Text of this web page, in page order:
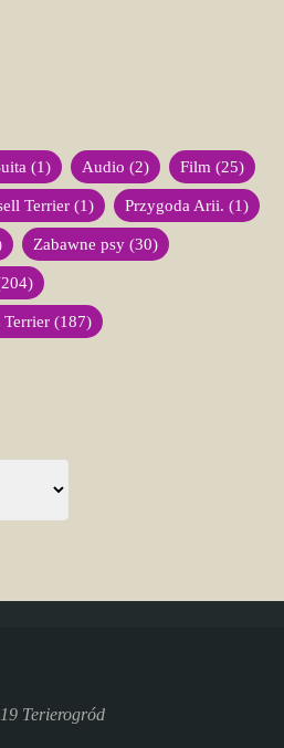
(1) Audio (2) Film (25)
Terrier (1) Przygoda Arii. (1)
Zabawne psy (30)
Terrier (187)
Terierogród